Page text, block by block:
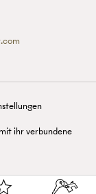
ihr verbundene